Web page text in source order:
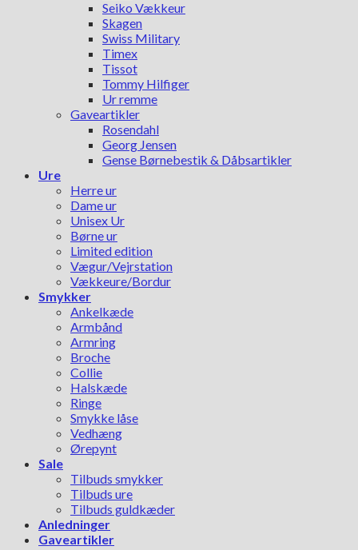
Seiko Vækkeur
Skagen
Swiss Military
Timex
Tissot
Tommy Hilfiger
Ur remme
Gaveartikler
Rosendahl
Georg Jensen
Gense Børnebestik & Dåbsartikler
Ure
Herre ur
Dame ur
Unisex Ur
Børne ur
Limited edition
Vægur/Vejrstation
Vækkeure/Bordur
Smykker
Ankelkæde
Armbånd
Armring
Broche
Collie
Halskæde
Ringe
Smykke låse
Vedhæng
Ørepynt
Sale
Tilbuds smykker
Tilbuds ure
Tilbuds guldkæder
Anledninger
Gaveartikler